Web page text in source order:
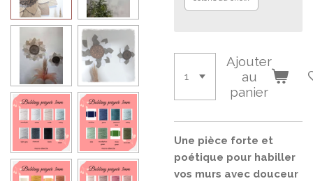
Ajouter
au
panier
Une pièce forte et
poétique pour habiller
vos murs avec douceur